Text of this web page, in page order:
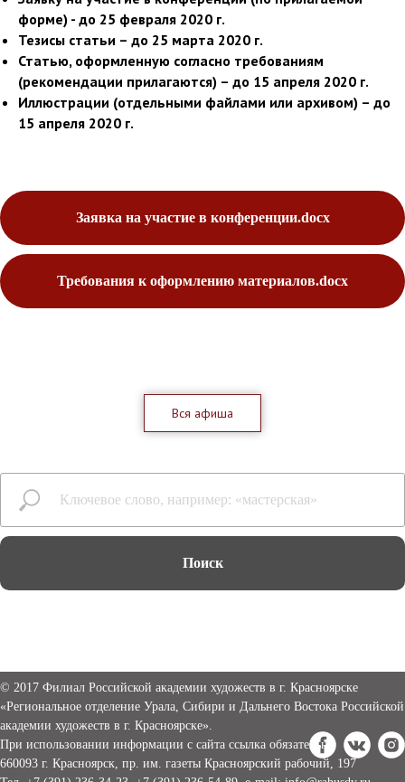
форме) - до 25 февраля 2020 г.
Тезисы статьи – до 25 марта 2020 г.
Статью, оформленную согласно требованиям
(рекомендации прилагаются) – до 15 апреля 2020 г.
Иллюстрации (отдельными файлами или архивом) – до
15 апреля 2020 г.
Заявка на участие в конференции.docx
Требования к оформлению материалов.docx
Вся афиша
Поиск
© 2017 Филиал Российской академии художеств в г. Красноярске
«Региональное отделение Урала, Сибири и Дальнего Востока Российской
академии художеств в г. Красноярске».
При использовании информации с сайта ссылка обязательна
660093 г. Красноярск, пр. им. газеты Красноярский рабочий, 197